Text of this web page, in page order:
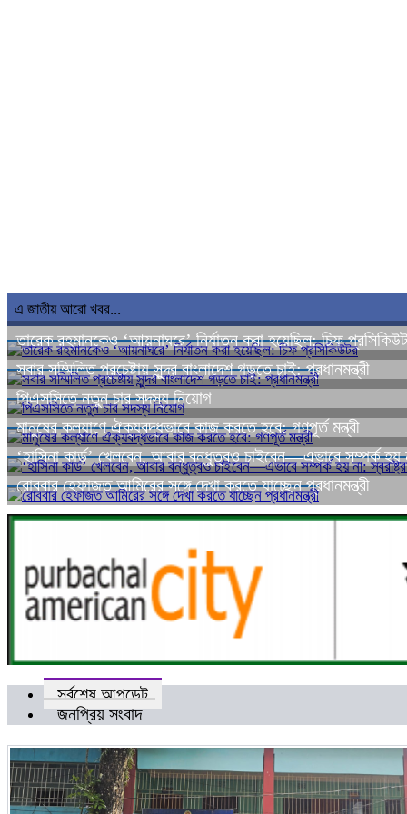
এ জাতীয় আরো খবর...
তারেক রহমানকেও ‘আয়নাঘরে’ নির্যাতন করা হয়েছিল: চিফ
সবার সম্মিলিত প্রচেষ্টায় সুন্দর বাংলাদেশ গড়তে চাই: প্রধানমন্ত্রী
পিএসসিতে নতুন চার সদস্য নিয়োগ
মানুষের কল্যাণে ঐক্যবদ্ধভাবে কাজ করতে হবে: গণপূর্ত মন্ত্রী
‘হাসিনা কার্ড’ খেলবেন, আবার বন্ধুত্বও চাইবেন—এভাবে সম্পর্ক হয়
রোববার হেফাজত আমিরের সঙ্গে দেখা করতে যাচ্ছেন প্রধানমন্ত্রী
সর্বশেষ আপডেট
জনপ্রিয় সংবাদ